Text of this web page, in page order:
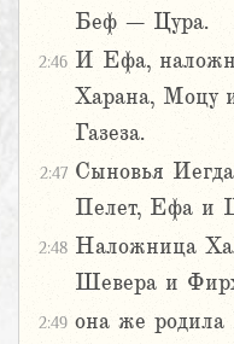
Беф – Цура.
2:46 И Ефа,
Харана, Моцу
Газеза.
2:47 Сыновья
Пелет, Ефа и
2:48 Наложница
Шевера и
2:49 она же